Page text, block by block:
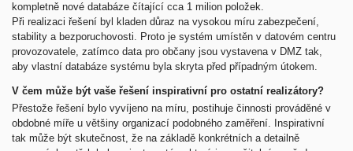
kompletně nové databáze čítající cca 1 milion položek.
Při realizaci řešení byl kladen důraz na vysokou míru zabezpečení,
stability a bezporuchovosti. Proto je systém umístěn v datovém centru
provozovatele, zatímco data pro občany jsou vystavena v DMZ tak,
aby vlastní databáze systému byla skryta před případným útokem.
V čem může být vaše řešení inspirativní pro ostatní realizátory?
Přestože řešení bylo vyvíjeno na míru, postihuje činnosti prováděné v
obdobné míře u většiny organizací podobného zaměření. Inspirativní
tak může být skutečnost, že na základě konkrétních a detailně